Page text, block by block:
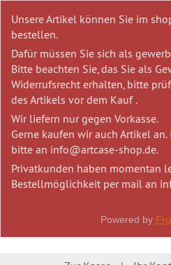
Unsere Artikel können Sie im
bestellen.
Dafür müssen Sie sich als
Bitte beachten Sie, das Sie als
Widerrufsrecht erhalten, bitte
des Artikels vor dem Kauf .
Wir liefern nur gegen Vorkasse.
Gerne kaufen wir auch Artikel
bitte an info@artcase-shop.de.
Privatkunden haben momentan
Bestellmöglichkeit per mail an
Powered by